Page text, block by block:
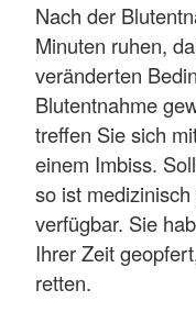
Nach der
Minuten ruhen,
veränderten
Blutentnahme
treffen Sie sich
einem Imbiss.
so ist
verfügbar. Sie
Ihrer Zeit
retten.